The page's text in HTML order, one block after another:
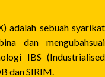
adalah sebuah syarikat
dan mengubahsuai
IBS (Industrialised
dan SIRIM.